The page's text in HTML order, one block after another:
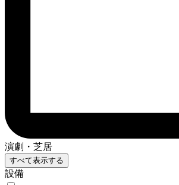
演劇・芝居
すべて表示する
設備